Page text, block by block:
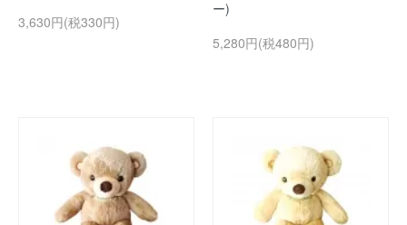
3,630円(税330円)
ー)
5,280円(税480円)